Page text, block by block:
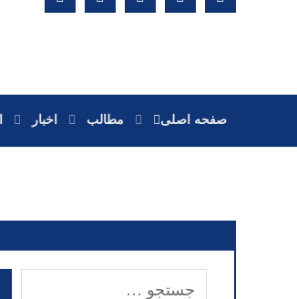
صفحه اصلی مطالب اخبار